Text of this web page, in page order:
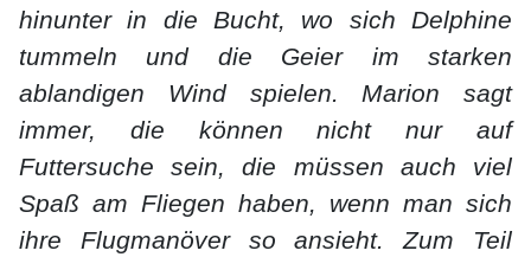
hinunter in die Bucht, wo sich Delphine
tummeln und die Geier im starken
ablandigen Wind spielen. Marion sagt
immer, die können nicht nur auf
Futtersuche sein, die müssen auch viel
Spaß am Fliegen haben, wenn man sich
ihre Flugmanöver so ansieht. Zum Teil